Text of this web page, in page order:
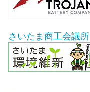
さいたま商工会議所